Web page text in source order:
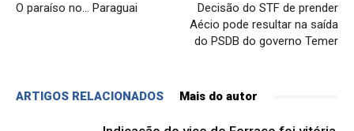
O paraíso no… Paraguai
Decisão do STF de prender
Aécio pode resultar na saída
do PSDB do governo Temer
ARTIGOS RELACIONADOS Mais do autor